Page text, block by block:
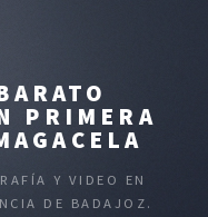
PRIMERA
Y VIDEO EN
DE BADAJOZ.